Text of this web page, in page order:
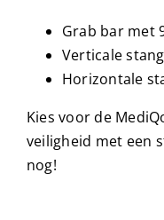
Grab bar met
Verticale
Horizontale
Kies voor de
veiligheid met een
nog!